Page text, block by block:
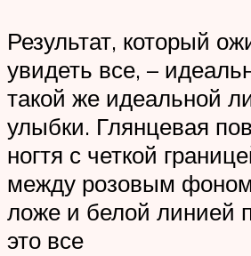
Результат, который
увидеть все, –
такой же идеальной
улыбки. Глянцевая
ногтя с четкой
между розовым
ложе и белой линией
это все